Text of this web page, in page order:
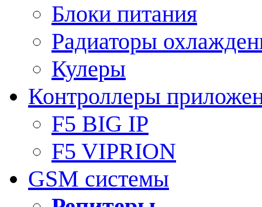
Блоки питания
Радиаторы
Кулеры
Контроллеры
F5 BIG IP
F5 VIPRION
GSM системы